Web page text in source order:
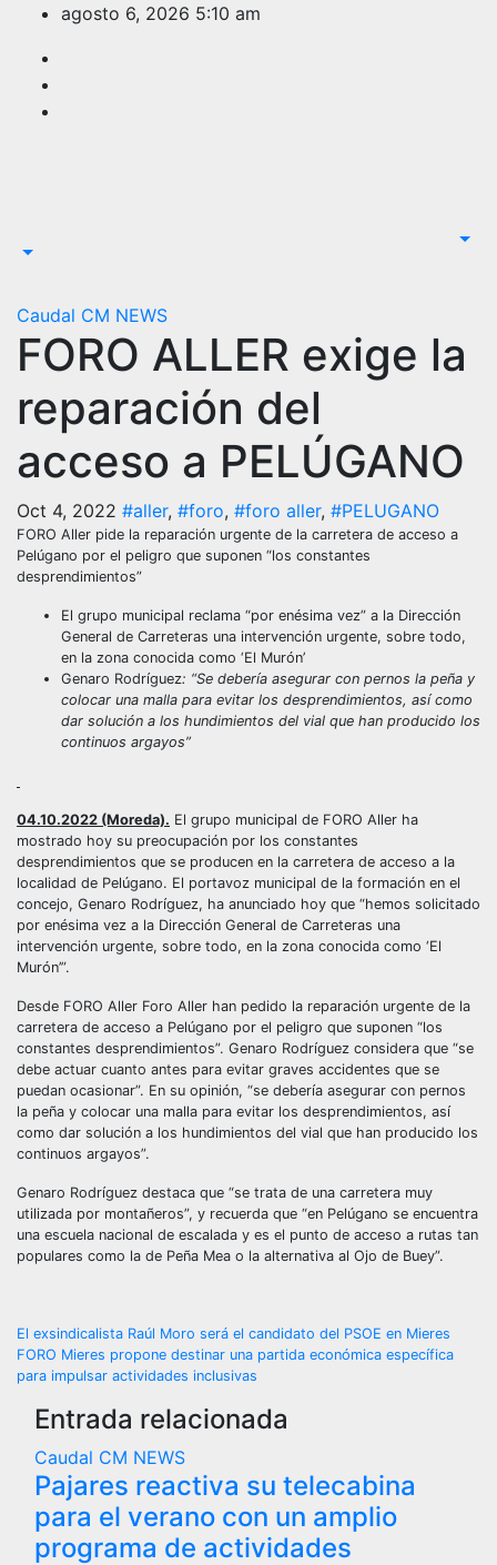
Saltar
contenido
agosto 6, 2026 5:10 am
Caudal CM NEWS
FORO ALLER exige la
reparación del
acceso a PELÚGANO
Oct 4, 2022 #aller, #foro, #foro aller, #PELUGANO
FORO Aller pide la reparación urgente de la carretera de acceso a
Pelúgano por el peligro que suponen “los constantes
desprendimientos”
El grupo municipal reclama “por enésima vez” a la Dirección
General de Carreteras una intervención urgente, sobre todo,
en la zona conocida como ‘El Murón’
Genaro Rodríguez: “Se debería asegurar con pernos la peña y
colocar una malla para evitar los desprendimientos, así como
dar solución a los hundimientos del vial que han producido los
continuos argayos”
04.10.2022 (Moreda). El grupo municipal de FORO Aller ha
mostrado hoy su preocupación por los constantes
desprendimientos que se producen en la carretera de acceso a la
localidad de Pelúgano. El portavoz municipal de la formación en el
concejo, Genaro Rodríguez, ha anunciado hoy que “hemos solicitado
por enésima vez a la Dirección General de Carreteras una
intervención urgente, sobre todo, en la zona conocida como ‘El
Murón’”.
Desde FORO Aller Foro Aller han pedido la reparación urgente de la
carretera de acceso a Pelúgano por el peligro que suponen “los
constantes desprendimientos”. Genaro Rodríguez considera que “se
debe actuar cuanto antes para evitar graves accidentes que se
puedan ocasionar”. En su opinión, “se debería asegurar con pernos
la peña y colocar una malla para evitar los desprendimientos, así
como dar solución a los hundimientos del vial que han producido los
continuos argayos”.
Genaro Rodríguez destaca que “se trata de una carretera muy
utilizada por montañeros”, y recuerda que “en Pelúgano se encuentra
una escuela nacional de escalada y es el punto de acceso a rutas tan
populares como la de Peña Mea o la alternativa al Ojo de Buey”.
Navegación
de
entradas
El exsindicalista Raúl Moro será el candidato del PSOE en Mieres
FORO Mieres propone destinar una partida económica específica
para impulsar actividades inclusivas
Entrada relacionada
Caudal CM NEWS
Pajares reactiva su telecabina
para el verano con un amplio
programa de actividades